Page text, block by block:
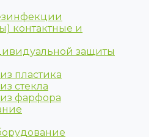
контактные и
защиты
пластика
стекла
фарфора